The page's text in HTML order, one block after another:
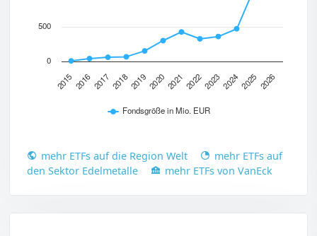
Fondsgröße in Mio. EUR
2015 20162017 20182019202020212022202320242025 2026
0
500
mehr ETFs auf die Region Welt
mehr ETFs auf
den Sektor Edelmetalle
mehr ETFs von VanEck